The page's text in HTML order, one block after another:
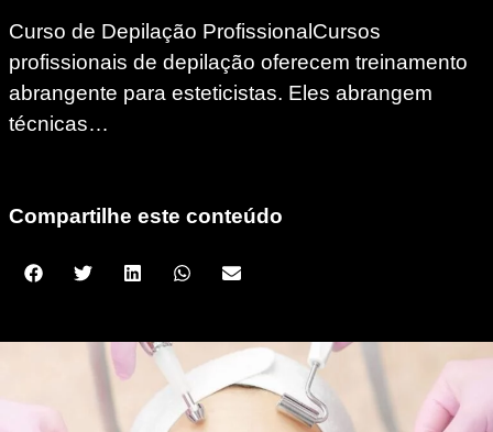
Curso de Depilação ProfissionalCursos
profissionais de depilação oferecem treinamento
abrangente para esteticistas. Eles abrangem
técnicas…
Compartilhe este conteúdo